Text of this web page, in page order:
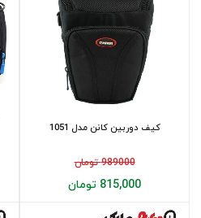
کیف دوربین کانن مدل 1051
989000 تومان
815,000 تومان